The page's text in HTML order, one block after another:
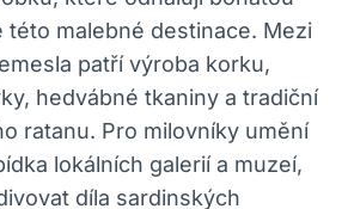
této malebné destinace. Mezi
patří výroba korku,
hedvábné tkaniny a tradiční
ratanu. Pro milovníky umění
lokálních galerií a muzeí,
díla sardinských